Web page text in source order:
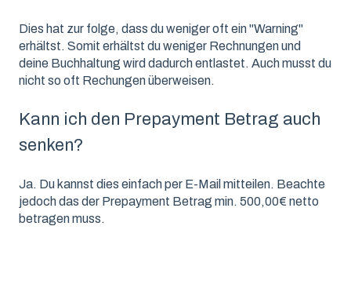
Dies hat zur folge, dass du weniger oft ein "Warning"
erhältst. Somit erhältst du weniger Rechnungen und
deine Buchhaltung wird dadurch entlastet. Auch musst du
nicht so oft Rechungen überweisen.
Kann ich den Prepayment Betrag auch
senken?
Ja. Du kannst dies einfach per E-Mail mitteilen. Beachte
jedoch das der Prepayment Betrag min. 500,00€ netto
betragen muss.